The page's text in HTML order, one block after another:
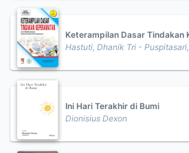
Keterampilan Dasar Tindakan
Hastuti, Dhanik Tri -
Ini Hari Terakhir di Bumi
Dionisius Dexon